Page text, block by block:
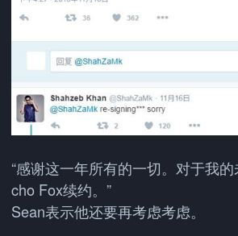
“感谢这一年所有的一切。对于我
cho Fox续约。”
Sean表示他还要再考虑考虑。